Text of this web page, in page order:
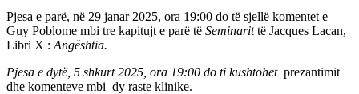
Pjesa e parë, në 29 janar 2025, ora 19:00 do të sjellë komentet e
Guy Poblome mbi tre kapitujt e parë të Seminarittë Jacques Lacan,
Libri X : Angështia.
Pjesa e dytë, 5 shkurt 2025, ora 19:00 do ti kushtohet prezantimit
dhe komenteve mbi dy raste klinike.